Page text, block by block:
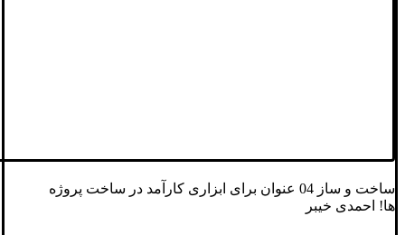
ساخت و ساز 04 عنوان برای ابزاری کارآمد در ساخت پروژه
ها! احمدی خیبر